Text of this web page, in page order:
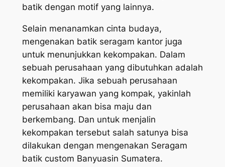
batik dengan motif yang lainnya.
Selain menanamkan cinta budaya,
mengenakan batik seragam kantor juga
untuk menunjukkan kekompakan. Dalam
sebuah perusahaan yang dibutuhkan adalah
kekompakan. Jika sebuah perusahaan
memiliki karyawan yang kompak, yakinlah
perusahaan akan bisa maju dan
berkembang. Dan untuk menjalin
kekompakan tersebut salah satunya bisa
dilakukan dengan mengenakan Seragam
batik custom Banyuasin Sumatera.